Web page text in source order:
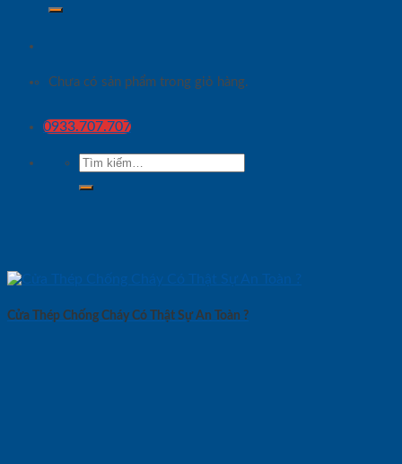
Chưa có sản phẩm trong giỏ hàng.
0933.707.707
Tìm
kiếm:
Cửa Thép Chống Cháy Có Thật Sự An Toàn ?